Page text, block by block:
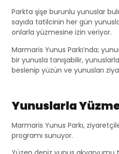
Parkta şişe burunlu yunuslar
sayıda tatilcinin her gün
onlarla yüzmesine izin veriyor.
Marmaris Yunus Parkı’nda;
bir yunusla tanışabilir,
beslenip yüzün ve yunusları
Yunuslarla
Marmaris Yunus Parkı,
programı sunuyor.